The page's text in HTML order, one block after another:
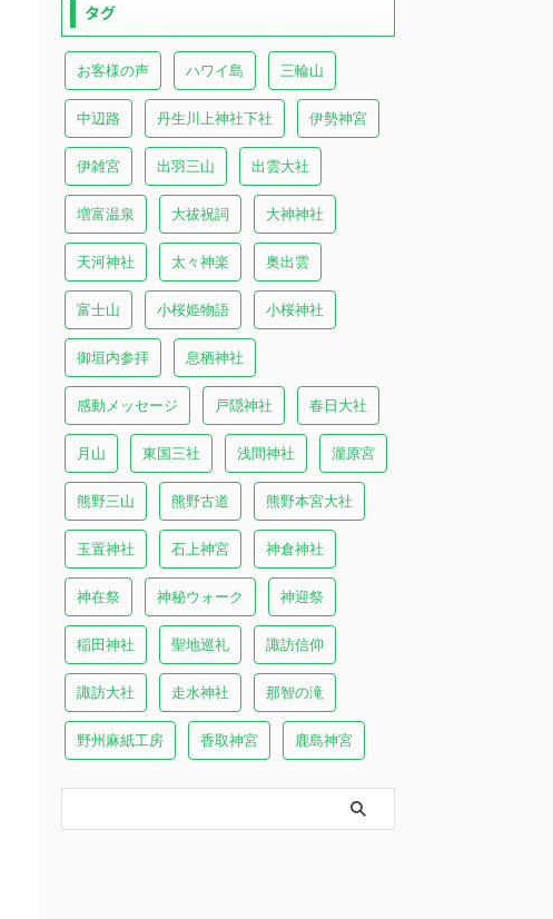
タグ
お客様の声 ハワイ島 三輪山
中辺路 丹生川上神社下社 伊勢神宮
伊雑宮 出羽三山 出雲大社
増富温泉 大祓祝詞 大神神社
天河神社 太々神楽 奥出雲
富士山 小桜姫物語 小桜神社
御垣内参拝 息栖神社
感動メッセージ 戸隠神社 春日大社
月山 東国三社 浅間神社 瀧原宮
熊野三山 熊野古道 熊野本宮大社
玉置神社 石上神宮 神倉神社
神在祭 神秘ウォーク 神迎祭
稲田神社 聖地巡礼 諏訪信仰
諏訪大社 走水神社 那智の滝
野州麻紙工房 香取神宮 鹿島神宮